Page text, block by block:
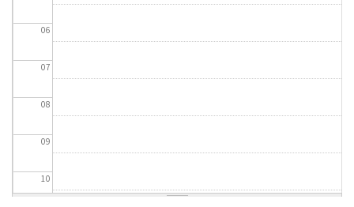
06
07
08
09
10